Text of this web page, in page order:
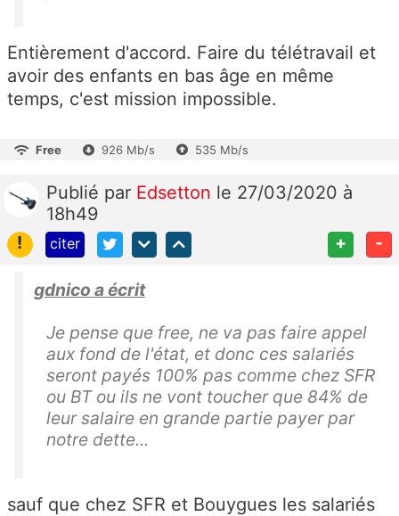
Entièrement d'accord. Faire du télétravail et
avoir des enfants en bas âge en même
temps, c'est mission impossible.
Free 926 Mb/s 535 Mb/s
Publié par Edsetton le 27/03/2020 à
18h49
!
citer + -
gdnico a écrit
Je pense que free, ne va pas faire appel
aux fond de l'état, et donc ces salariés
seront payés 100% pas comme chez SFR
ou BT ou ils ne vont toucher que 84% de
leur salaire en grande partie payer par
notre dette...
sauf que chez SFR et Bouygues les salariés